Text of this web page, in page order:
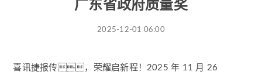
广东省政府质量奖
2025-12-01 06:00
喜讯捷报传，荣耀启新程！2025 年 11 月 26